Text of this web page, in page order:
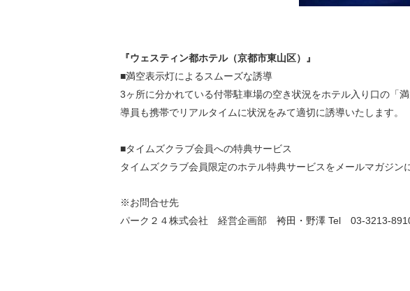
『ウェスティン都ホテル（京都市東山区）』
■満空表示灯によるスムーズな誘導
3ヶ所に分かれている付帯駐車場の空き状況をホテル入り口の「
導員も携帯でリアルタイムに状況をみて適切に誘導いたします。
■タイムズクラブ会員への特典サービス
タイムズクラブ会員限定のホテル特典サービスをメールマガジン
※お問合せ先
パーク２４株式会社 経営企画部 袴田・野澤 Tel 03-3213-